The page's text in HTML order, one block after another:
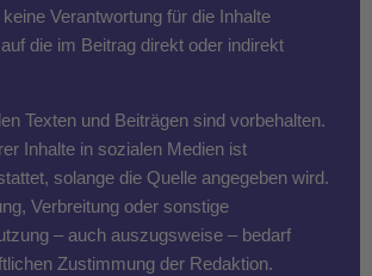
Verantwortung für die Inhalte
die im Beitrag direkt oder indirekt
Texten und Beiträgen sind vorbehalten.
Inhalte in sozialen Medien ist
solange die Quelle angegeben wird.
Verbreitung oder sonstige
– auch auszugsweise – bedarf
Zustimmung der Redaktion.